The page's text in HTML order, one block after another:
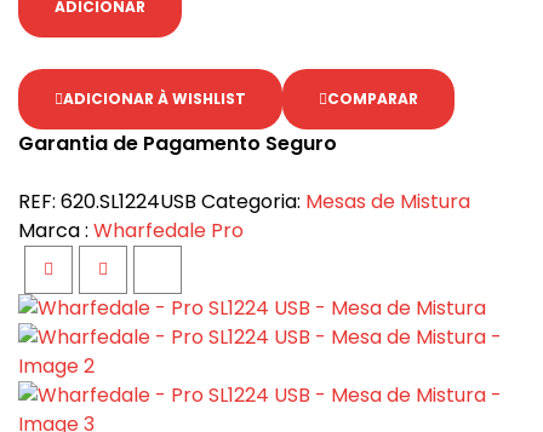
ADICIONAR
ADICIONAR À WISHLIST COMPARAR
Garantia de Pagamento Seguro
REF: 620.SL1224USB Categoria: Mesas de Mistura
Marca : Wharfedale Pro
FacebookTwitterGoogle+